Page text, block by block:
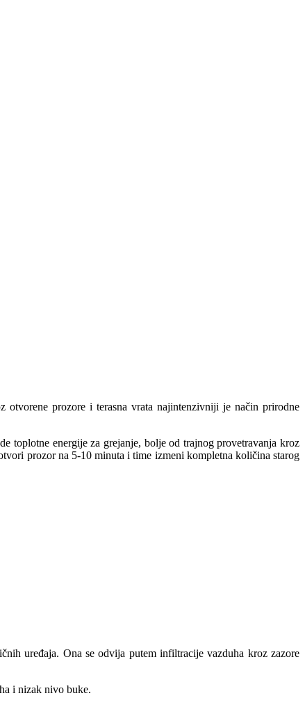
prozore i terasna vrata najintenzivniji je način prirodne
toplotne energije za grejanje, bolje od trajnog provetravanja kroz
prozor na 5-10 minuta i time izmeni kompletna količina starog
uređaja. Ona se odvija putem infiltracije vazduha kroz zazore
i nizak nivo buke.